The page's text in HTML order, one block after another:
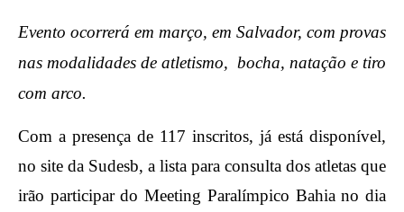
Evento ocorrerá em março, em Salvador, com provas
nas modalidades de atletismo, bocha, natação e tiro
com arco.
Com a presença de 117 inscritos, já está disponível,
no site da Sudesb, a lista para consulta dos atletas que
irão participar do Meeting Paralímpico Bahia no dia